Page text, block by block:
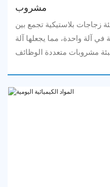
مشروب
زجاجات بلاستيكية تجمع بين
في آلة واحدة، مما يجعلها آلة